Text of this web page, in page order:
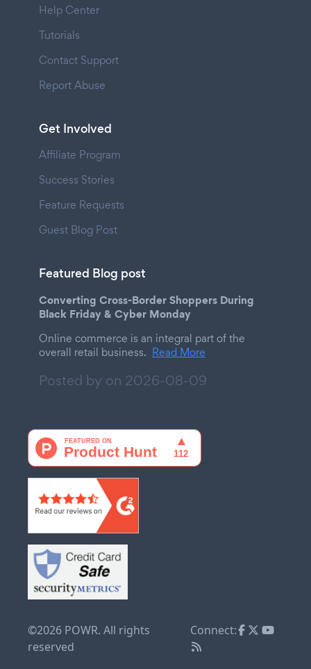
Help Center
Tutorials
Contact Support
Report Abuse
Get Involved
Affiliate Program
Success Stories
Feature Requests
Guest Blog Post
Featured Blog post
Converting Cross-Border Shoppers During
Black Friday & Cyber Monday
Online commerce is an integral part of the
overall retail business. Read More
Posted by on 2026-08-09
©2026 POWR. All rights
reserved
Connect: